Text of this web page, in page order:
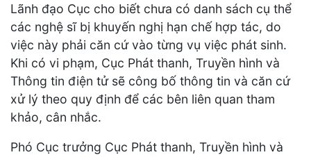
Lãnh đạo Cục cho biết chưa có danh sách cụ thể
các nghệ sĩ bị khuyến nghị hạn chế hợp tác, do
việc này phải căn cứ vào từng vụ việc phát sinh.
Khi có vi phạm, Cục Phát thanh, Truyền hình và
Thông tin điện tử sẽ công bố thông tin và căn cứ
xử lý theo quy định để các bên liên quan tham
khảo, cân nhắc.
Phó Cục trưởng Cục Phát thanh, Truyền hình và